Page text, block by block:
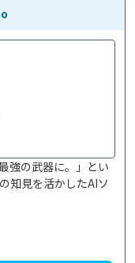
強の武器に。」とい
知見を活かしたAIソ